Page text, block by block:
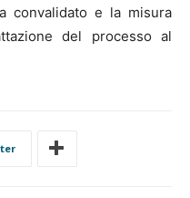
convalidato e la misura
del processo al